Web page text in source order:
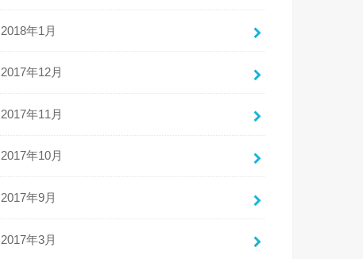
2018年1月
2017年12月
2017年11月
2017年10月
2017年9月
2017年3月